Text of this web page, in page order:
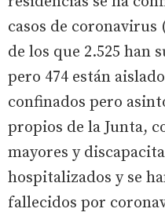
casos de coronavirus
de los que 2.525 han
pero 474 están
confinados pero
propios de la Junta,
mayores y
hospitalizados y se
fallecidos por